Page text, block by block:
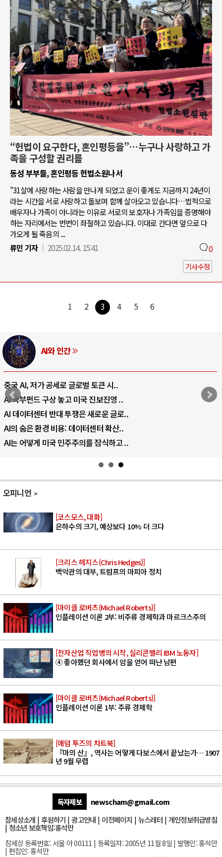
“헌법이 요구한다, 혼인평등을”…누구나 사랑하고 가
족을 구성할 권리를
동성 부부들, 혼인평등 헌법소원나서
"31살에 사랑하는 사람을 만나게 되었고 운이 좋게도 지금까지 24년이
라는 시간을 서로 사랑하고 돌보며 함께 살아오고 있습니다…법적으로
배우자나 가족이 아니라는 이유로 서로의 보호자나 가족임을 증명해야
하는 자리에서는 번번이 좌절하고 있습니다. 이대로 간다면 앞으로 다
가오게 될 죽음의 ...
류민 기자
2025.02.14. 15:41 0
기사수정
1 2 3 4 5 6
러시아-우크라이나 전쟁
전쟁의 추상화: 우크라이나, 대리전의 역..
EU·우크라이나 드론 협력 직후, 러시아..
나토, 우크라 군사지원 2027년까지 공..
우크라이나, 덴마크, 에스토니아, 네덜란..
러·우크라, 대규모 공습 주고받아…민간 ..
오피니언
[코스모스, 대화]
은하수의 크기, 예상보다 10% 더 크다
[크리스 헤지스(Chris Hedges)]
백악관의 대부, 트럼프의 마피아 정치
[마이클 로버츠(Michael Roberts)]
인플레이션 이론 2부: 비주류 경제학과 마르크스주의
[전자산업 직업병의 시작, 실리콘밸리 IBM 노동자]
④ 좋아했던 회사에서 암을 얻어 떠난 남편
[마이클 로버츠(Michael Roberts)]
인플레이션 이론 1부: 주류 경제학
[애덤 투즈의 차트북]
『마의 산』, 역사는 어떻게 다보스에서 끝났는가… 1907
년 9월 무렵
독자제보
newscham@gmail.com
참세상소개 | 후원하기 |광고안내 | 이전페이지 | 뉴스레터| 개인정보취급방침
| 청소년 보호책임:홍석만
참세상 등록번호: 서울 아 00111 | 등록일자: 2005년 11월 8일 | 발행인: 홍석만
| 편집인: 홍석만